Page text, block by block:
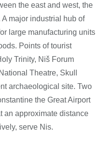
the east and west, the
major industrial hub of
large manufacturing units
Points of tourist
Trinity, Niš Forum
Theatre, Skull
archaeological site. Two
the Great Airport
an approximate distance
serve Nis.